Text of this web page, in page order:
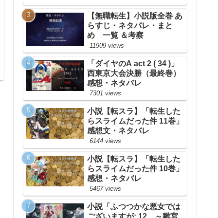
【無職転生】小説版全巻 あ
らすじ・ネタバレ・まと
め 一覧 ＆考察
11909 views
「ダイヤのA act 2 ( 34 )」
西東京大会決勝（最終巻）
感想・ネタバレ
7301 views
小説【転スラ】「転生した
らスライムだった件 11巻」
感想文・ネタバレ
6144 views
小説【転スラ】「転生した
らスライムだった件 10巻」
感想・ネタバレ
5467 views
小説「ふつつかな悪女では